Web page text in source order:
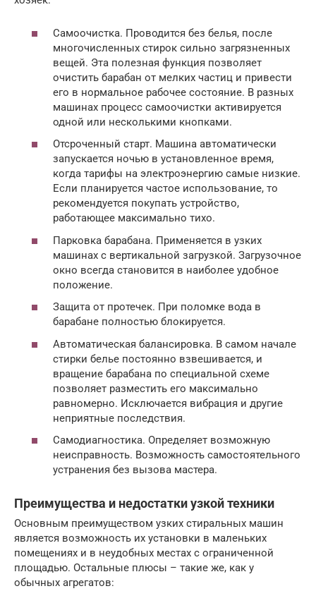
Самоочистка. Проводится без белья, после
многочисленных стирок сильно загрязненных
вещей. Эта полезная функция позволяет
очистить барабан от мелких частиц и привести
его в нормальное рабочее состояние. В разных
машинах процесс самоочистки активируется
одной или несколькими кнопками.
Отсроченный старт. Машина автоматически
запускается ночью в установленное время,
когда тарифы на электроэнергию самые низкие.
Если планируется частое использование, то
рекомендуется покупать устройство,
работающее максимально тихо.
Парковка барабана. Применяется в узких
машинах с вертикальной загрузкой. Загрузочное
окно всегда становится в наиболее удобное
положение.
Защита от протечек. При поломке вода в
барабане полностью блокируется.
Автоматическая балансировка. В самом начале
стирки белье постоянно взвешивается, и
вращение барабана по специальной схеме
позволяет разместить его максимально
равномерно. Исключается вибрация и другие
неприятные последствия.
Самодиагностика. Определяет возможную
неисправность. Возможность самостоятельного
устранения без вызова мастера.
Преимущества и недостатки узкой техники
Основным преимуществом узких стиральных машин
является возможность их установки в маленьких
помещениях и в неудобных местах с ограниченной
площадью. Остальные плюсы – такие же, как у
обычных агрегатов: